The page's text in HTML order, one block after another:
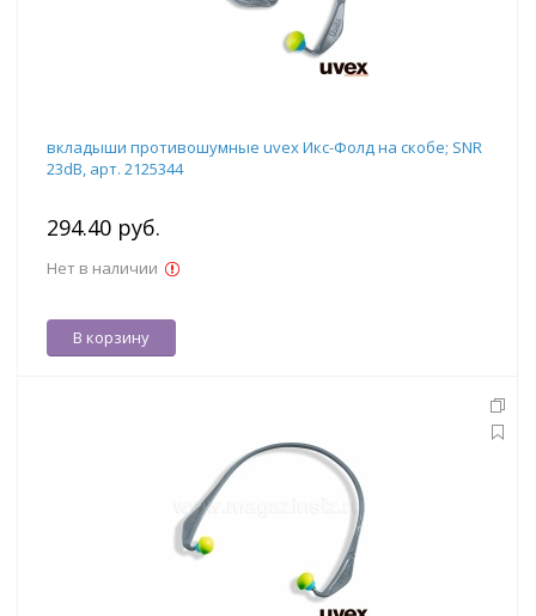
вкладыши противошумные uvex Икс-Фолд на скобе; SNR
23dB, арт. 2125344
294.40 руб.
Нет в наличии
В корзину